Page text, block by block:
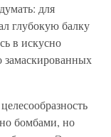
для
глубокую балку
в искусно
замаскированных
бомбами, но